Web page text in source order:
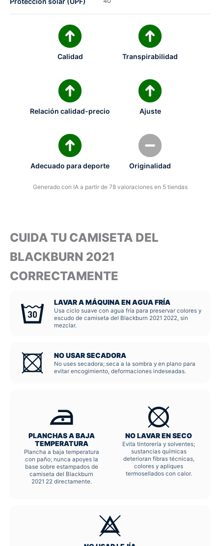
Calidad Transpirabilidad
Relación calidad-precio Ajuste
Adecuado para deporte Originalidad
Generado con IA a partir de 78 valoraciones en 5 tiendas
CUIDA TU CAMISETA DEL
BLACKBURN 2021
CORRECTAMENTE
LAVAR A MÁQUINA EN AGUA FRÍA
Usa ciclo suave con agua fría para preservar colores y
escudo de camiseta del Blackburn 2021 2022, sin
mezclar.
NO USAR SECADORA
No uses secadora; seca a la sombra y en plano para
evitar encogimiento, deformaciones indeseadas.
PLANCHAS A BAJA
TEMPERATURA
Plancha a baja temperatura
con paño; nunca apoyes la
base sobre estampados de
camiseta del Blackburn
2021 22 directamente.
NO LAVAR EN SECO
Evita tintorería y solventes;
sustancias químicas
deterioran fibras técnicas,
colores y apliques
termosellados con calor.